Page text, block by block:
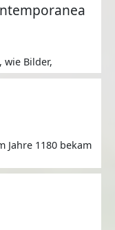
wie Bilder,
Jahre 1180 bekam